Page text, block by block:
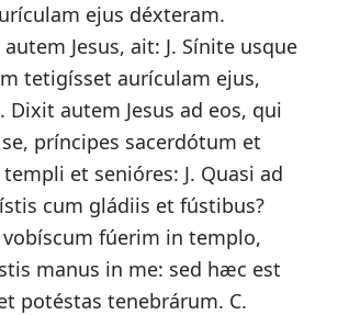
ejus déxteram.
Jesus, ait: J. Sínite usque
tetigísset aurículam ejus,
Dixit autem Jesus ad eos, qui
príncipes sacerdótum et
et senióres: J. Quasi ad
cum gládiis et fústibus?
fúerim in templo,
manus in me: sed hæc est
potéstas tenebrárum. C.